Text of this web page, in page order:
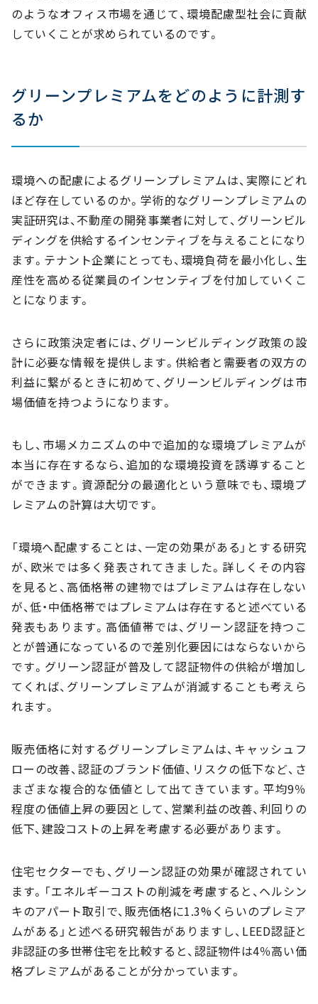
のようなオフィス市場を通じて、環境配慮型社会に貢献
していくことが求められているのです。
グリーンプレミアムをどのように計測す
るか
環境への配慮によるグリーンプレミアムは、実際にどれ
ほど存在しているのか。学術的なグリーンプレミアムの
実証研究は、不動産の開発事業者に対して、グリーンビル
ディングを供給するインセンティブを与えることになり
ます。テナント企業にとっても、環境負荷を最小化し、生
産性を高める従業員のインセンティブを付加していくこ
とになります。
さらに政策決定者には、グリーンビルディング政策の設
計に必要な情報を提供します。供給者と需要者の双方の
利益に繋がるときに初めて、グリーンビルディングは市
場価値を持つようになります。
もし、市場メカニズムの中で追加的な環境プレミアムが
本当に存在するなら、追加的な環境投資を誘導すること
ができます。資源配分の最適化という意味でも、環境プ
レミアムの計算は大切です。
「環境へ配慮することは、一定の効果がある」とする研究
が、欧米では多く発表されてきました。詳しくその内容
を見ると、高価格帯の建物ではプレミアムは存在しない
が、低・中価格帯ではプレミアムは存在すると述べている
発表もあります。高価値帯では、グリーン認証を持つこ
とが普通になっているので差別化要因にはならないから
です。グリーン認証が普及して認証物件の供給が増加し
てくれば、グリーンプレミアムが消滅することも考えら
れます。
販売価格に対するグリーンプレミアムは、キャッシュフ
ローの改善、認証のブランド価値、リスクの低下など、さ
まざまな複合的な価値として出てきています。平均9％
程度の価値上昇の要因として、営業利益の改善、利回りの
低下、建設コストの上昇を考慮する必要があります。
住宅セクターでも、グリーン認証の効果が確認されてい
ます。「エネルギーコストの削減を考慮すると、ヘルシン
キのアパート取引で、販売価格に1.3%くらいのプレミア
ムがある」と述べる研究報告がありますし、LEED認証と
非認証の多世帯住宅を比較すると、認証物件は4％高い価
格プレミアムがあることが分かっています。